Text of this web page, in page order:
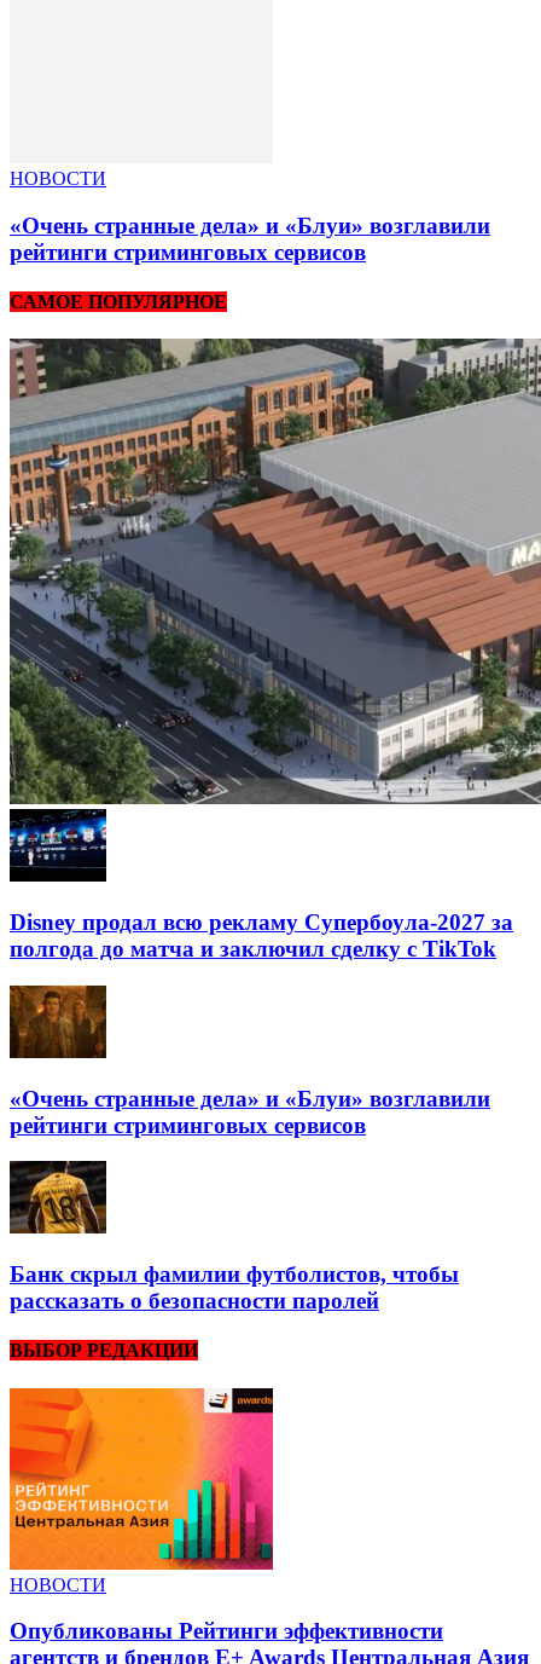
НОВОСТИ
«Очень странные дела» и «Блуи» возглавили
рейтинги стриминговых сервисов
САМОЕ ПОПУЛЯРНОЕ
Disney продал всю рекламу Супербоула-2027 за
полгода до матча и заключил сделку с TikTok
«Очень странные дела» и «Блуи» возглавили
рейтинги стриминговых сервисов
Банк скрыл фамилии футболистов, чтобы
рассказать о безопасности паролей
ВЫБОР РЕДАКЦИИ
НОВОСТИ
Опубликованы Рейтинги эффективности
агентств и брендов E+ Awards Центральная Азия